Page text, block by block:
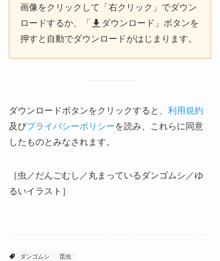
画像をクリックして「右クリック」でダウン
ロードするか、「
ダウンロード」ボタンを
押すと自動でダウンロードがはじまります。
ダウンロードボタンをクリックすると、 利用規約
及びプライバシーポリシーを読み、これらに同意
したものとみなされます。
［虫／だんごむし／丸まっているダンゴムシ／ゆ
るいイラスト］
ダンゴムシ 昆虫